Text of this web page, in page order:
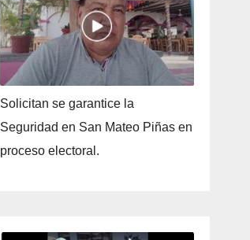
Solicitan se garantice la
Seguridad en San Mateo Piñas en
proceso electoral.